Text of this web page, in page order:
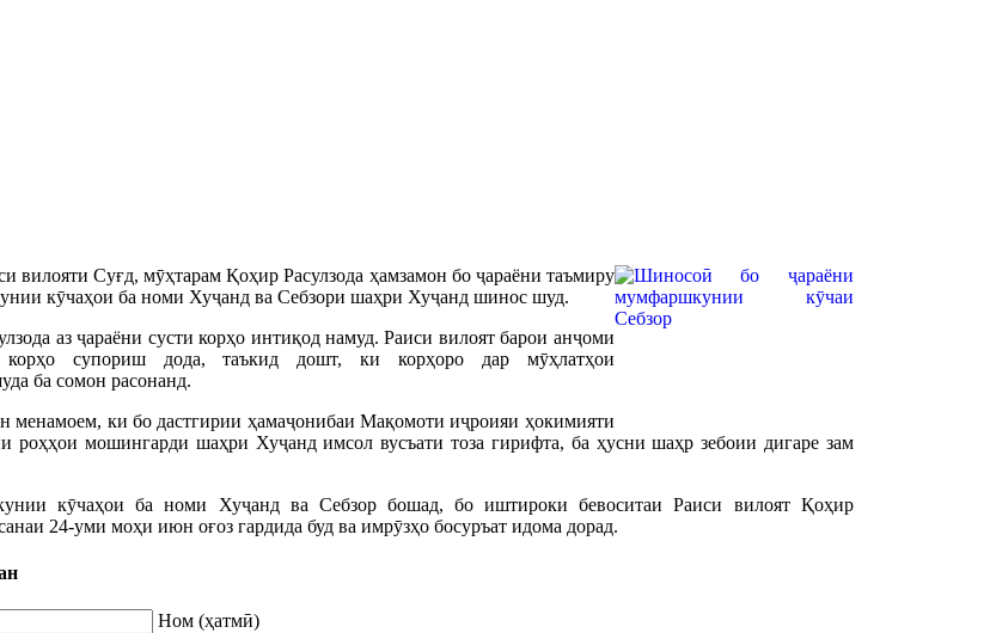
вилояти Суғд, мӯҳтарам Қоҳир Расулзода ҳамзамон бо ҷараёни таъмиру
кӯчаҳои ба номи Хуҷанд ва Себзори шаҳри Хуҷанд шинос шуд.
аз ҷараёни сусти корҳо интиқод намуд. Раиси вилоят барои анҷоми
корҳо супориш дода, таъкид дошт, ки корҳоро дар мӯҳлатҳои
ба сомон расонанд.
менамоем, ки бо дастгирии ҳамаҷонибаи Мақомоти иҷроияи ҳокимияти
роҳҳои мошингарди шаҳри Хуҷанд имсол вусъати тоза гирифта, ба ҳусни шаҳр зебоии дигаре зам
кӯчаҳои ба номи Хуҷанд ва Себзор бошад, бо иштироки бевоситаи Раиси вилоят Қоҳир
24-уми моҳи июн оғоз гардида буд ва имрӯзҳо босуръат идома дорад.
Ном (ҳатмӣ)